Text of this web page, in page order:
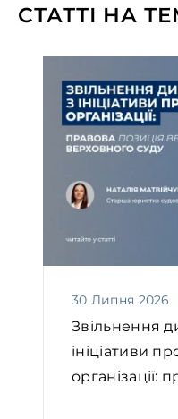
СТАТТІ НА
30 Липня 2026
Звільнення
ініціативи
організації: